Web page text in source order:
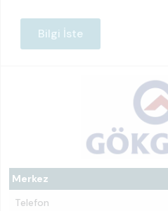
Merkez
Telefon
Bilgi İste